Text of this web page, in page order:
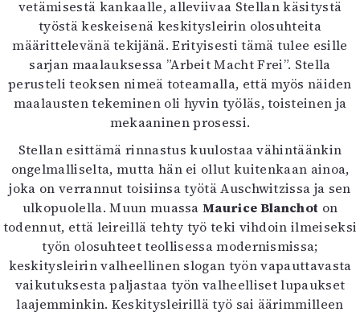
vetämisestä kankaalle, alleviivaa Stellan käsitystä
työstä keskeisenä keskitysleirin olosuhteita
määrittelevänä tekijänä. Erityisesti tämä tulee esille
sarjan maalauksessa ”Arbeit Macht Frei”. Stella
perusteli teoksen nimeä toteamalla, että myös näiden
maalausten tekeminen oli hyvin työläs, toisteinen ja
mekaaninen prosessi.
Stellan esittämä rinnastus kuulostaa vähintäänkin
ongelmalliselta, mutta hän ei ollut kuitenkaan ainoa,
joka on verrannut toisiinsa työtä Auschwitzissa ja sen
ulkopuolella. Muun muassaMaurice Blanchot on
todennut, että leireillä tehty työ teki vihdoin ilmeiseksi
työn olosuhteet teollisessa modernismissa;
keskitysleirin valheellinen slogan työn vapauttavasta
vaikutuksesta paljastaa työn valheelliset lupaukset
laajemminkin. Keskitysleirillä työ sai äärimmilleen